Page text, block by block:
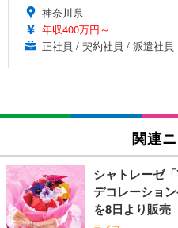
神奈川県
年収400万円～
正社員 / 契約社員 / 派遣社員
関連
シャトレーゼ
デコレーショ
を8日より販売